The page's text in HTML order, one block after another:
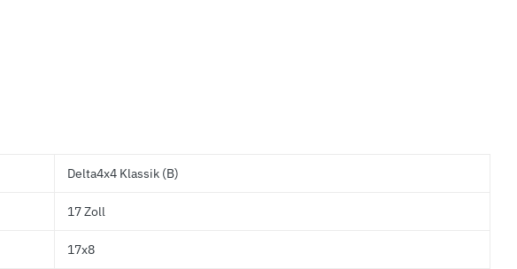
Delta4x4 Klassik (B)
17 Zoll
17x8